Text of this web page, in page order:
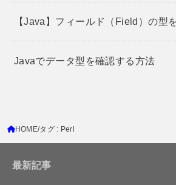
【Java】フィールド（Field）の型
Javaでデータ型を確認する方法
HOME タグ : Perl
最新記事